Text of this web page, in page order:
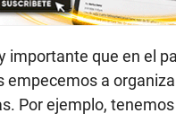
importante que en el
empecemos a
Por ejemplo,